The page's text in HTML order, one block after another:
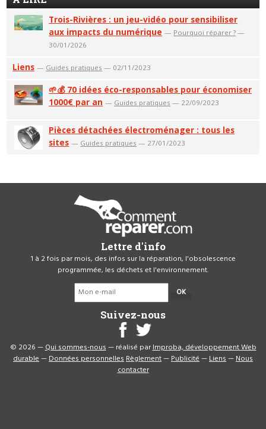
Trois-Rivières : un jeu-vidéo pour sensibiliser
aux impacts du numérique — Pourquoi réparer ? —
30/01/2026
Liens — Guides pratiques — 02/11/2023
🌱💰 70 idées éco-responsables pour économiser
1000€ par an — Guides pratiques — 22/09/2023
Pièces détachées électroménager : tous les
sites — Guides pratiques — 27/01/2023
Lettre d'info
1 à 2 fois par mois, des infos sur la réparation, l'obsolescence
programmée, les déchets et l'environnement.
OK
Suivez-nous
© 2026 —Qui sommes-nous— réalisé parImproba, développement Web
durable—Données personnellesRèglement—Publicité—Liens—Nous
contacter